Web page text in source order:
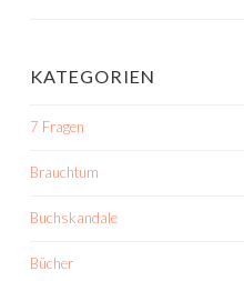
KATEGORIEN
7 Fragen
Brauchtum
Buchskandale
Bücher